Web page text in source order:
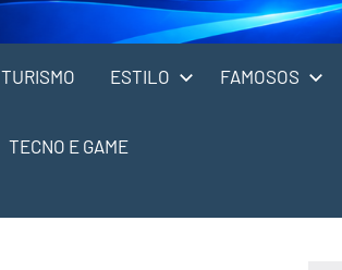
ESTILO FAMOSOS
TECNO E GAME